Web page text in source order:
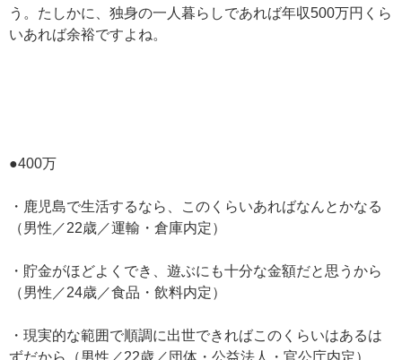
う。たしかに、独身の一人暮らしであれば年収500万円くら
いあれば余裕ですよね。
●400万
・鹿児島で生活するなら、このくらいあればなんとかなる
（男性／22歳／運輸・倉庫内定）
・貯金がほどよくでき、遊ぶにも十分な金額だと思うから
（男性／24歳／食品・飲料内定）
・現実的な範囲で順調に出世できればこのくらいはあるは
ずだから（男性／22歳／団体・公益法人・官公庁内定）